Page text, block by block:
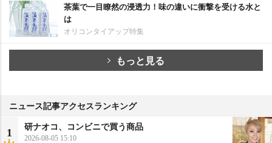
茶葉で一目瞭然の浸透力！味の違いに衝撃を受ける水と
は
オリコンタイアップ特集
もっと見る
ニュース記事アクセスランキング
1
研ナオコ、コンビニで買う商品
2026-08-05 15:10